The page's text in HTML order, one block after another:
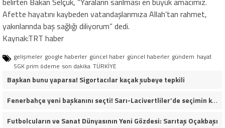
Afette hayatını kaybeden vatandaşlarımıza Allah’tan rahmet,
yakınlarında baş sağlığı diliyorum” dedi.
Kaynak:TRT haber
gelişmeler google haberler güncel haber güncel haberler gündem hayat
SGK prim ödeme son dakika TÜRKİYE
Başkan bunu yaparsa! Sigortacılar kaçak şubeye tepkili
Fenerbahçe yeni başkanını seçti! Sarı-Lacivertliler’de seçimin kazananı Aziz Yıldırım oldu
Futbolcuların ve Sanat Dünyasının Yeni Gözdesi: Sarıtaş Oçakbaşı